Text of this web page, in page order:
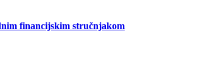
financijskim stručnjakom